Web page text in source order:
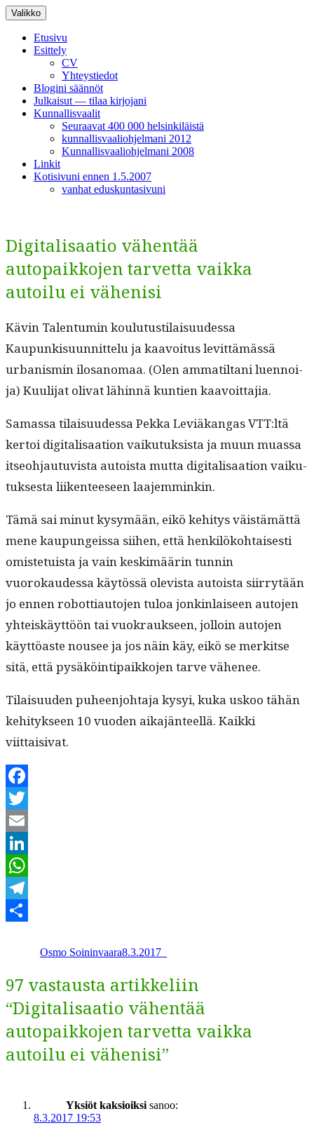
Siirry
sisältöön
Valikko
Etusivu
Esittely
CV
Yhteystiedot
Blogini säännöt
Julkaisut — tilaa kirjojani
Kunnallisvaalit
Seuraavat 400 000 helsinkiläistä
kunnallisvaaliohjelmani 2012
Kunnallisvaaliohjelmani 2008
Linkit
Kotisivuni ennen 1.5.2007
vanhat eduskuntasivuni
Digitalisaatio vähentää
autopaikkojen tarvetta vaikka
autoilu ei vähenisi
Kävin Tal­en­tu­min koulu­tusti­laisu­udessa
Kaupunkisu­un­nit­telu ja kaavoitus levit­tämässä
urban­is­min ilosanomaa. (Olen ammatil­tani luen­noi­
ja) Kuuli­jat oli­vat lähin­nä kun­tien kaavoittajia.
Samas­sa tilaisu­udessa Pekka Lev­iäkan­gas VTT:ltä
ker­toi dig­i­tal­isaa­tion vaiku­tuk­sista ja muun muas­sa
itseo­h­jau­tu­vista autoista mut­ta dig­i­tal­isaa­tion vaiku­
tuk­ses­ta liiken­teeseen laajemminkin.
Tämä sai min­ut kysymään, eikö kehi­tys väistämät­tä
mene kaupungeis­sa siihen, että henkilöko­htais­es­ti
omis­te­tu­ista ja vain keskimäärin tun­nin
vuorokaudessa käytössä ole­vista autoista siir­ry­tään
jo ennen robot­ti­au­to­jen tuloa jonkin­laiseen auto­jen
yhteiskäyt­töön tai vuokrauk­seen, jol­loin auto­jen
käyt­töaste nousee ja jos näin käy, eikö se merk­itse
sitä, että pysäköin­tipaikko­jen tarve vähenee.
Tilaisu­u­den puheen­jo­hta­ja kysyi, kuka uskoo tähän
kehi­tyk­seen 10 vuo­den aika­jän­teel­lä. Kaik­ki
viittaisivat.
Facebook
Twitter
Email
LinkedIn
WhatsApp
Telegram
Osmo Soininvaara8.3.2017
97 vastausta artikkeliin
“Digitalisaatio vähentää
autopaikkojen tarvetta vaikka
autoilu ei vähenisi”
Yksiöt kaksioiksi sanoo:
8.3.2017 19:53